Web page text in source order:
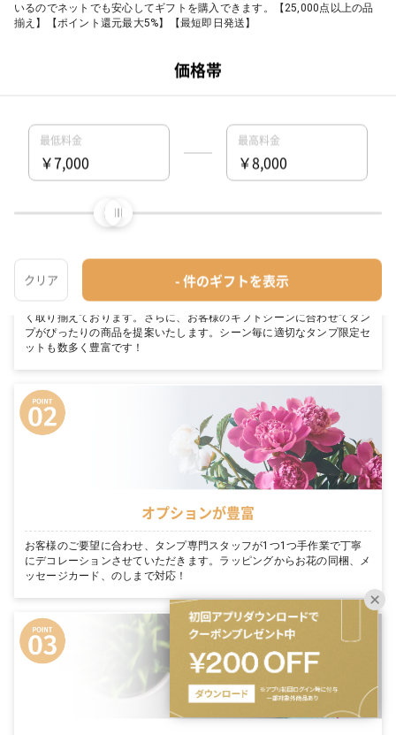
いるのでネットでも安心してギフトを購入できます。【25,000点以上の品
揃え】【ポイント還元最大5%】【最短即日発送】
タンプが選ばれる5つの理由
充実の品揃えとタンプ限定セットが豊富
他の店やネットでは買えない、各メーカーがこだわり抜いた商品を数多
く取り揃えております。さらに、お客様のギフトシーンに合わせてタン
プがぴったりの商品を提案いたします。シーン毎に適切なタンプ限定セ
ットも数多く豊富です！
オプションが豊富
お客様のご要望に合わせ、タンプ専門スタッフが1つ1つ手作業で丁寧
にデコレーションさせていただきます。ラッピングからお花の同梱、メ
ッセージカード、のしまで対応！